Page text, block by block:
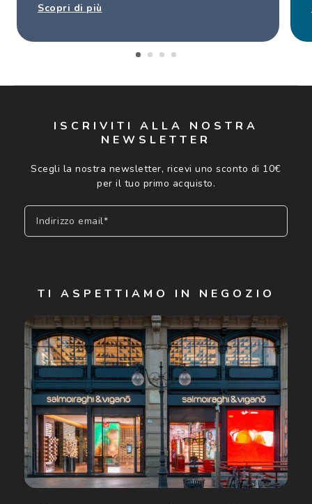
Scopri di più
ISCRIVITI ALLA NOSTRA
NEWSLETTER
Scegli la nostra newsletter, ricevi uno sconto di 10€
per il tuo primo acquisto.
Indirizzo email*
Cliccando su "Iscriviti", confermo di avere più di 16 anni e
acconsento all'utilizzo dei miei Dati Personali da parte di
Luxottica Group S.p.A. per l'invio di offerte speciali, novità
ed altre comunicazioni di carattere pubblicitario (consultare
Informativa sulla privacyper ulteriori informazioni).
TI ASPETTIAMO IN NEGOZIO